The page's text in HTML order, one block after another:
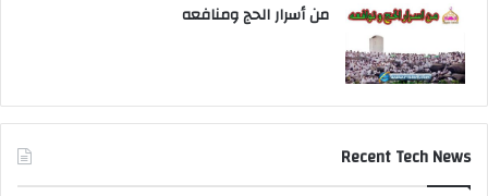
من أسرار الحج ومنافعه
Recent Tech News